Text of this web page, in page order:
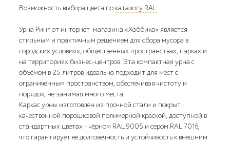
Возможность выбора цвета по каталогу RAL.
Урна Ринг от интернет-магазина «Хоббика» является
стильным и практичным решением для сбора мусора в
городских условиях, общественных пространствах, парках и
на территориях бизнес-центров. Эта компактная урна с
объёмом в 25 литров идеально подходит для мест с
ограниченным пространством, обеспечивая чистоту и
порядок, не занимая много места.
Каркас урны изготовлен из прочной стали и покрыт
качественной порошковой полимерной краской, доступной в
стандартных цветах – чёрном RAL 9005 и сером RAL 7016,
что гарантирует её долговечность и устойчивость к внешним